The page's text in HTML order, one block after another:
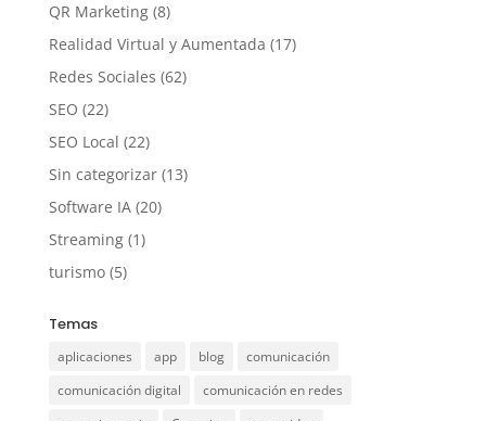
QR Marketing(8)
Realidad Virtual y Aumentada (17)
Redes Sociales (62)
SEO (22)
SEO Local (22)
Sin categorizar(13)
Software IA(20)
Streaming(1)
turismo(5)
Temas
aplicaciones app blog
comunicación
comunicación digital
comunicación en redes